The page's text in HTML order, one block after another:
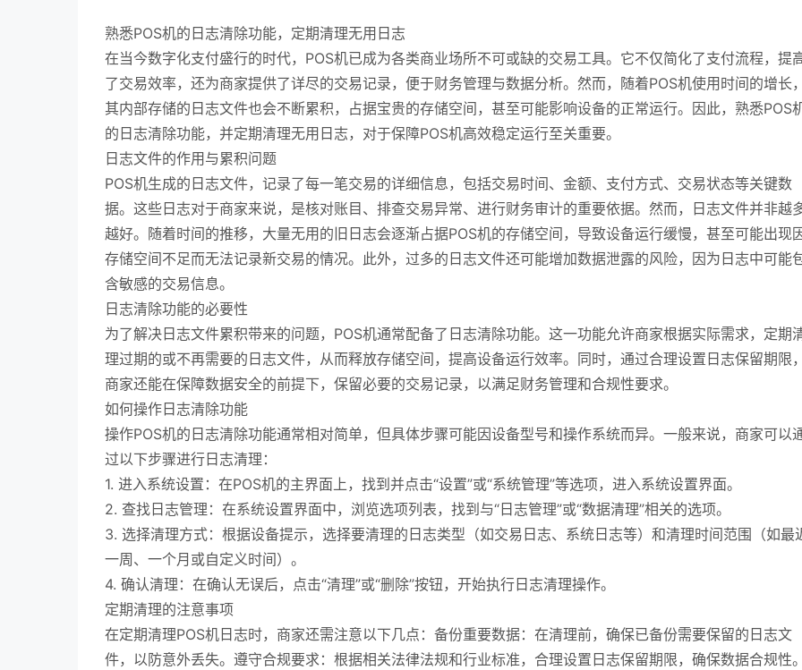
熟悉POS机的日志清除功能，定期清理无用日志
在当今数字化支付盛行的时代，POS机已成为各类商业场所不可或缺的交易工具。它不仅简化了支付流程，提
了交易效率，还为商家提供了详尽的交易记录，便于财务管理与数据分析。然而，随着POS机使用时间的增长
其内部存储的日志文件也会不断累积，占据宝贵的存储空间，甚至可能影响设备的正常运行。因此，熟悉POS
的日志清除功能，并定期清理无用日志，对于保障POS机高效稳定运行至关重要。
日志文件的作用与累积问题
POS机生成的日志文件，记录了每一笔交易的详细信息，包括交易时间、金额、支付方式、交易状态等关键数
据。这些日志对于商家来说，是核对账目、排查交易异常、进行财务审计的重要依据。然而，日志文件并非越
越好。随着时间的推移，大量无用的旧日志会逐渐占据POS机的存储空间，导致设备运行缓慢，甚至可能出现
存储空间不足而无法记录新交易的情况。此外，过多的日志文件还可能增加数据泄露的风险，因为日志中可能
含敏感的交易信息。
日志清除功能的必要性
为了解决日志文件累积带来的问题，POS机通常配备了日志清除功能。这一功能允许商家根据实际需求，定期
理过期的或不再需要的日志文件，从而释放存储空间，提高设备运行效率。同时，通过合理设置日志保留期限
商家还能在保障数据安全的前提下，保留必要的交易记录，以满足财务管理和合规性要求。
如何操作日志清除功能
操作POS机的日志清除功能通常相对简单，但具体步骤可能因设备型号和操作系统而异。一般来说，商家可以
过以下步骤进行日志清理：
1. 进入系统设置：在POS机的主界面上，找到并点击“设置”或“系统管理”等选项，进入系统设置界面。
2. 查找日志管理：在系统设置界面中，浏览选项列表，找到与“日志管理”或“数据清理”相关的选项。
3. 选择清理方式：根据设备提示，选择要清理的日志类型（如交易日志、系统日志等）和清理时间范围（如最
一周、一个月或自定义时间）。
4. 确认清理：在确认无误后，点击“清理”或“删除”按钮，开始执行日志清理操作。
定期清理的注意事项
在定期清理POS机日志时，商家还需注意以下几点：备份重要数据：在清理前，确保已备份需要保留的日志文
件，以防意外丢失。遵守合规要求：根据相关法律法规和行业标准，合理设置日志保留期限，确保数据合规性